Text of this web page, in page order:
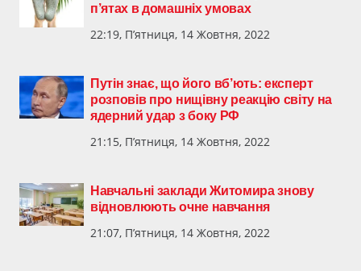
п’ятах в домашніх умовах
22:19, П’ятниця, 14 Жовтня, 2022
Путін знає, що його вб’ють: експерт
розповів про нищівну реакцію світу на
ядерний удар з боку РФ
21:15, П’ятниця, 14 Жовтня, 2022
Навчальні заклади Житомира знову
відновлюють очне навчання
21:07, П’ятниця, 14 Жовтня, 2022